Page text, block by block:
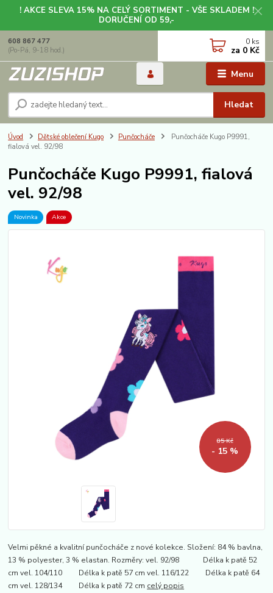
! AKCE SLEVA 15% NA CELÝ SORTIMENT - VŠE SKLADEM !
DORUČENÍ OD 59,-
Menu
Hledat
608 867 477
(Po-Pá, 9-18 hod.)
0 ks
za 0 Kč
Úvod Dětské oblečení Kugo Punčocháče
Punčocháče Kugo P9991,
fialová vel. 92/98
Punčocháče Kugo P9991, fialová
vel. 92/98
Novinka Akce
85 Kč
- 15 %
Velmi pěkné a kvalitní punčocháče z nové kolekce. Složení: 84 % bavlna,
13 % polyester, 3 % elastan. Rozměry: vel. 92/98 Délka k patě 52
cm vel. 104/110 Délka k patě 57 cm vel. 116/122 Délka k patě 64
cm vel. 128/134 Délka k patě 72 cm celý popis